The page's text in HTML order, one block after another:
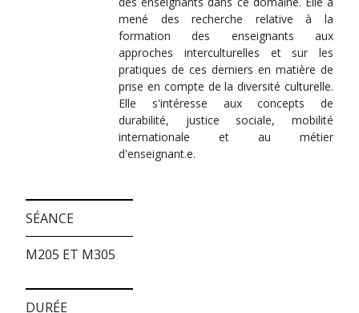
mené des recherche relative à la
formation des enseignants aux
approches interculturelles et sur les
pratiques de ces derniers en matière de
prise en compte de la diversité culturelle.
Elle s'intéresse aux concepts de
durabilité, justice sociale, mobilité
internationale et au métier
d'enseignant.e.
SÉANCE
M205 ET M305
DURÉE